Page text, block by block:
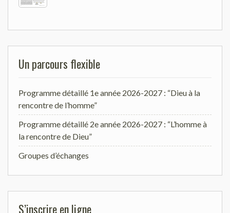
Un parcours flexible
Programme détaillé 1e année 2026-2027 : “Dieu à la
rencontre de l’homme”
Programme détaillé 2e année 2026-2027 : “L’homme à
la rencontre de Dieu”
Groupes d’échanges
S’inscrire en ligne